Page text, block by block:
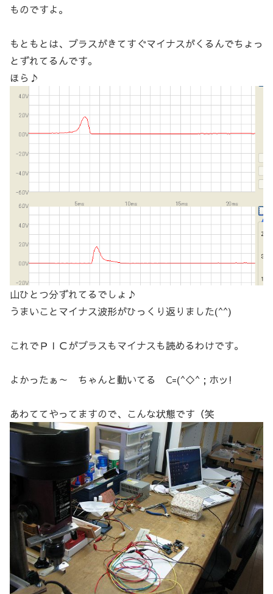
ものですよ。
もともとは、プラスがきてすぐマイナスがくるんでちょっ
とずれてるんです。
ほら♪
山ひとつ分ずれてるでしょ♪
うまいことマイナス波形がひっくり返りました(^^)
これでＰＩＣがプラスもマイナスも読めるわけです。
よかったぁ～ ちゃんと動いてる C=(^◇^ ; ホッ!
あわててやってますので、こんな状態です（笑